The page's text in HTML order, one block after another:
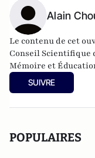
Alain
Le contenu de cet
Conseil Scientifique
Mémoire et
CHOURAQUI,
SUIVRE
POPULAIRES